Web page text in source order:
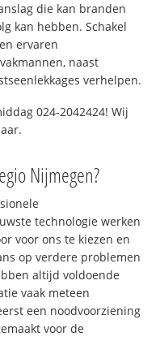
die kan branden
kan hebben. Schakel
ervaren
naast
verhelpen.
024-2042424! Wij
Nijmegen?
technologie werken
voor ons te kiezen en
op verdere problemen
altijd voldoende
vaak meteen
een noodvoorziening
voor de